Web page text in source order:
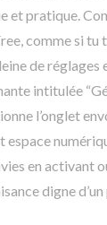
et pratique.
comme si tu
de réglages
intitulée
l’onglet
espace
en activant
digne